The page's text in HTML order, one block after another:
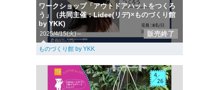
ワークショップ「アウトドアハットをつくろ
う」（共同主催：Lidee(リデ)×ものづくり館
by YKK)
2025/4/15(火)～ 販売終了
ものづくり館 by YKK